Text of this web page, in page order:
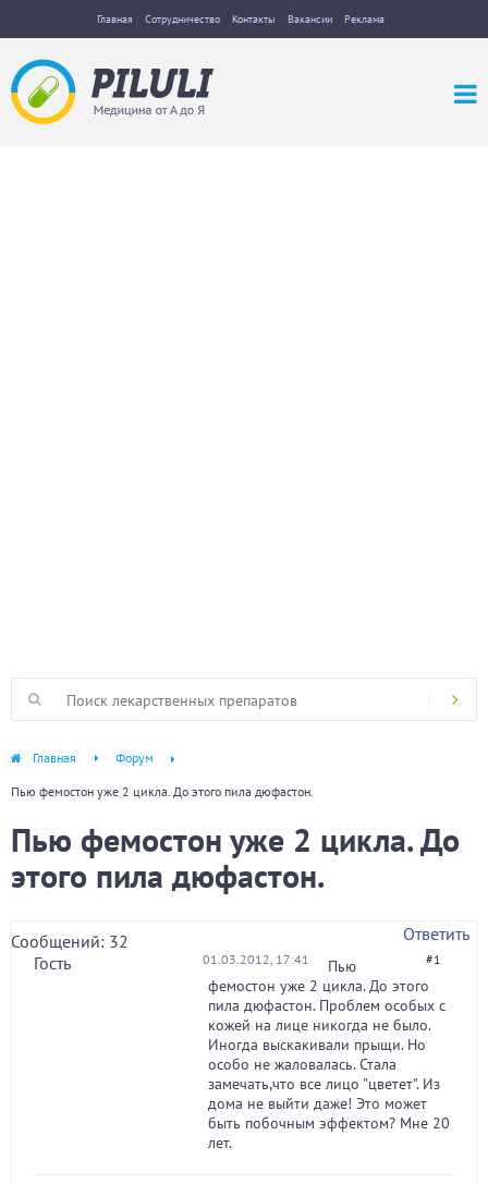
Главная Сотрудничество Контакты Вакансии Реклама
Главная Форум
Пью фемостон уже 2 цикла. До этого пила дюфастон.
Пью фемостон уже 2 цикла. До
этого пила дюфастон.
Сообщений: 32
Ответить
Гость
01.03.2012, 17:41 #1
Пью
фемостон уже 2 цикла. До этого
пила дюфастон. Проблем особых с
кожей на лице никогда не было.
Иногда выскакивали прыщи. Но
особо не жаловалась. Стала
замечать,что все лицо "цветет". Из
дома не выйти даже! Это может
быть побочным эффектом? Мне 20
лет.